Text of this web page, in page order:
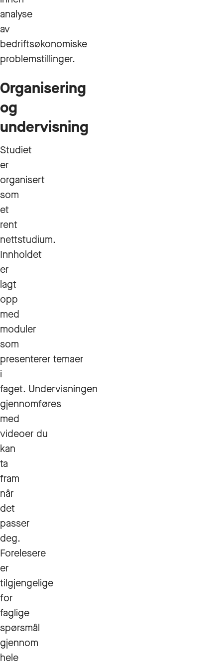
analyse
av
bedriftsøkonomiske
problemstillinger.
Organisering
og
undervisning
Studiet
er
organisert
som
et
rent
nettstudium.
Innholdet
er
lagt
opp
med
moduler
som
presenterer temaer
i
faget. Undervisningen
gjennomføres
med
videoer du
kan
ta
fram
når
det
passer
deg.
Forelesere
er
tilgjengelige
for
faglige
spørsmål
gjennom
hele